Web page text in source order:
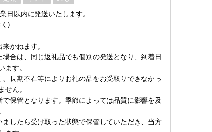
日以内に発送いたします。
)
かねます。
合は、同じ返礼品でも個別の発送となり、到着日
ます。
長期不在等によりお礼の品をお受取りできなかっ
せん。
保管となります。季節によっては品質に影響を及
したら受け取った状態で保管していただき、当方